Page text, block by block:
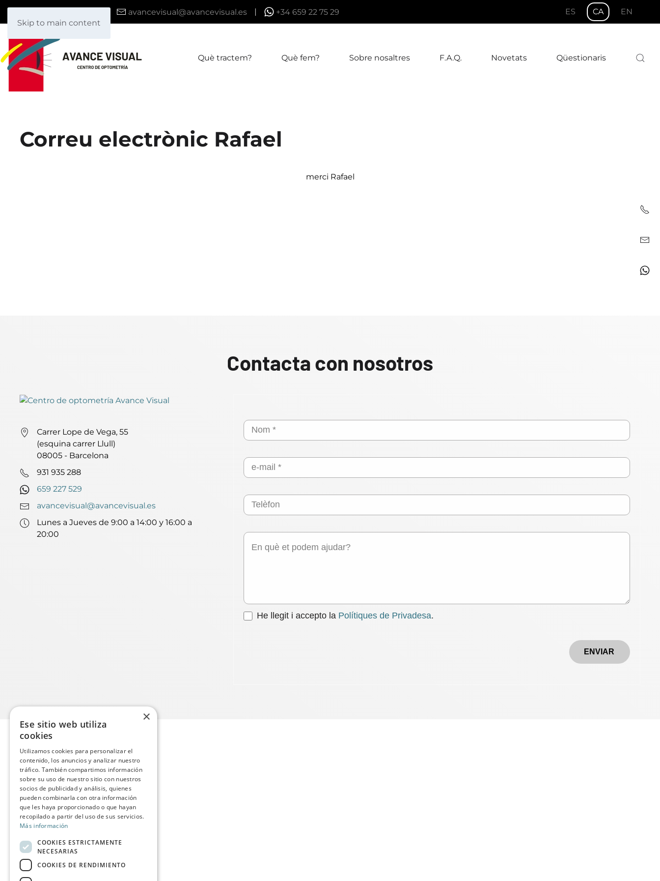
Skip to main content
avancevisual@avancevisual.es | +34 659 22 75 29 ES CA EN
Què tractem? Què fem? Sobre nosaltres F.A.Q. Novetats Qüestionaris
Correu electrònic Rafael
merci Rafael
Contacta con nosotros
Carrer Lope de Vega, 55
(esquina carrer Llull)
08005 - Barcelona
931 935 288
659 227 529
avancevisual@avancevisual.es
Lunes a Jueves de 9:00 a 14:00 y 16:00 a
20:00
He llegit i accepto la Polítiques de Privadesa.
ENVIAR
×
Ese sitio web utiliza
cookies
Utilizamos cookies para personalizar el
contenido, los anuncios y analizar nuestro
tráfico. También compartimos información
sobre su uso de nuestro sitio con nuestros
socios de publicidad y análisis, quienes
pueden combinarla con otra información
que les haya proporcionado o que hayan
recopilado a partir del uso de sus servicios.
Más información
COOKIES ESTRICTAMENTE
NECESARIAS
COOKIES DE RENDIMIENTO